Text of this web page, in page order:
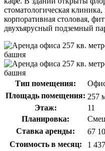
стоматологическая
корпоративная столовая,
двухъярусный подземный
Тип помещения:
Площадь помещения: 257
Этаж:
11
Планировка:
Ставка аренды:
67
Стоимость в месяц:
1